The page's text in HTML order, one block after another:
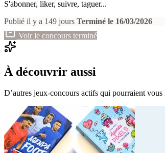
S'abonner, liker, suivre, taguer...
Publié il y a 149 jours Terminé le 16/03/2026
Voir le concours terminé
À découvrir aussi
D’autres jeux-concours actifs qui pourraient vous